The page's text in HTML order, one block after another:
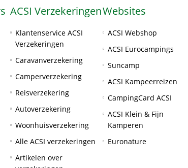
ACSI Verzekeringen
Klantenservice ACSI
Verzekeringen
Caravanverzekering
Camperverzekering
Reisverzekering
Autoverzekering
Woonhuisverzekering
Alle ACSI verzekeringen
Artikelen over
Websites
ACSI Webshop
ACSI Eurocampings
Suncamp
ACSI Kampeerreizen
CampingCard ACSI
ACSI Klein & Fijn
Kamperen
Euronature